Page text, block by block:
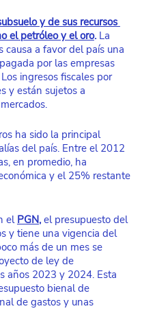
y de sus recursos
el petróleo y el oro. La
causa a favor del país una
pagada por las empresas
ingresos fiscales por
y están sujetos a
ha sido la principal
del país. Entre el 2012
en promedio, ha
y el 25% restante
el PGN, el presupuesto del
y tiene una vigencia del
más de un mes se
de ley de
años 2023 y 2024. Esta
bienal de
de gastos y unas